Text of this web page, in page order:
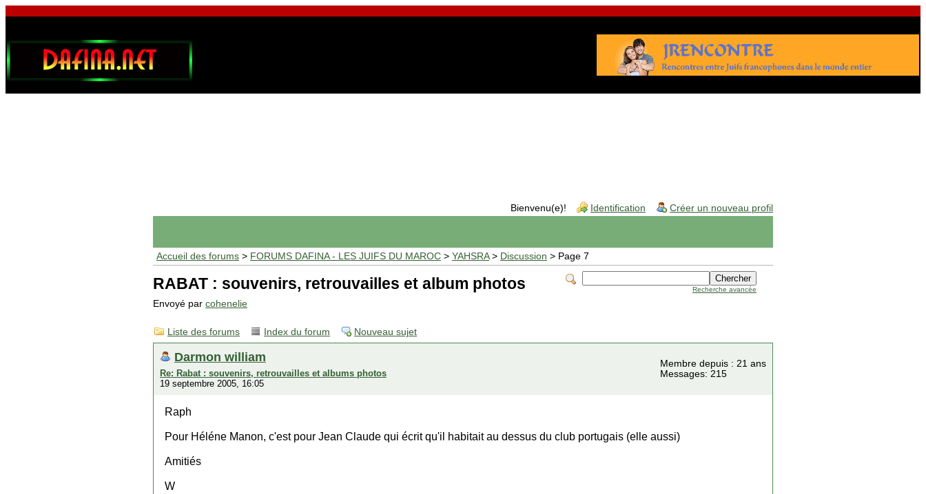
Bienvenu(e)! Identification Créer un nouveau profil
Accueil des forums > FORUMS DAFINA - LES JUIFS DU MAROC > YAHSRA> Discussion > Page 7
Recherche avancée
RABAT : souvenirs, retrouvailles et album photos
Envoyé par cohenelie
Liste des forums Index du forum Nouveau sujet
Darmon william
Re: Rabat : souvenirs, retrouvailles et albums photos
19 septembre 2005, 16:05
Membre depuis : 21 ans
Messages: 215
Raph
Pour Héléne Manon, c'est pour Jean Claude qui écrit qu'il habitait au dessus du club portugais (elle aussi)
Amitiés
W